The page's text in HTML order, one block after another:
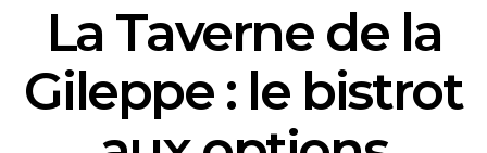
La Taverne de la
Gileppe : le bistrot